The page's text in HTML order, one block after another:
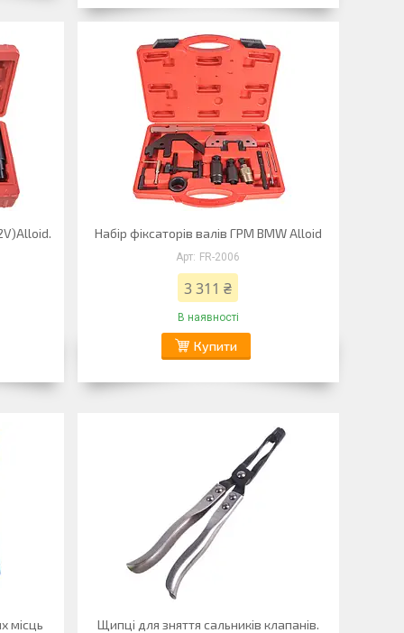
Набір фіксаторів валів ГРМ BMW Alloid
FR-2006
3 311 ₴
В наявності
Купити
місць
Щипці для зняття сальників клапанів.